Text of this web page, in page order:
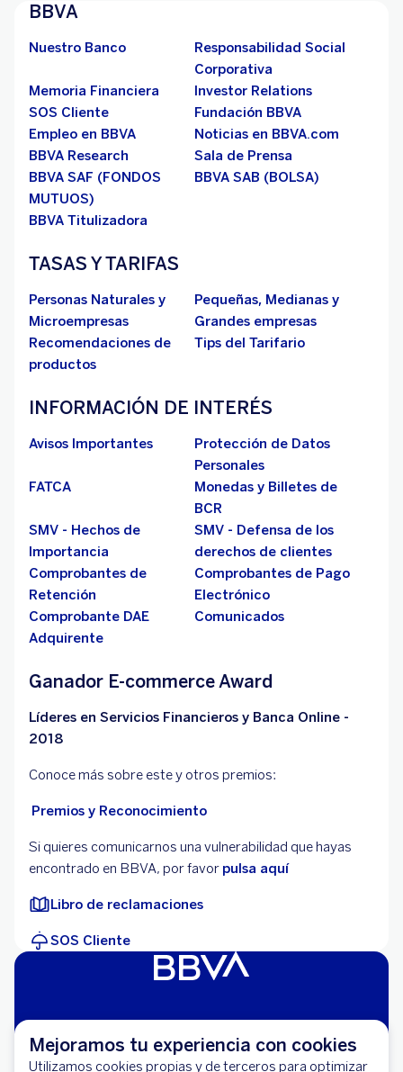
Mejoramos tu experiencia con cookies
Utilizamos cookies propias y de terceros para optimizar
BBVA
Nuestro Banco
Responsabilidad Social
Corporativa
Memoria Financiera
Investor Relations
SOS Cliente
Fundación BBVA
Empleo en BBVA
Noticias en BBVA.com
BBVA Research
Sala de Prensa
BBVA SAF (FONDOS
MUTUOS)
BBVA SAB (BOLSA)
BBVA Titulizadora
TASAS Y TARIFAS
Personas Naturales y
Microempresas
Pequeñas, Medianas y
Grandes empresas
Recomendaciones de
productos
Tips del Tarifario
INFORMACIÓN DE INTERÉS
Avisos Importantes
Protección de Datos
Personales
FATCA
Monedas y Billetes de
BCR
SMV - Hechos de
Importancia
SMV - Defensa de los
derechos de clientes
Comprobantes de
Retención
Comprobantes de Pago
Electrónico
Comprobante DAE
Adquirente
Comunicados
Ganador E-commerce Award
Líderes en Servicios Financieros y Banca Online -
2018
Conoce más sobre este y otros premios:
Premios y Reconocimiento
Si quieres comunicarnos una vulnerabilidad que hayas
encontrado en BBVA, por favor pulsa aquí
Libro de reclamaciones
SOS Cliente
Aviso Legal